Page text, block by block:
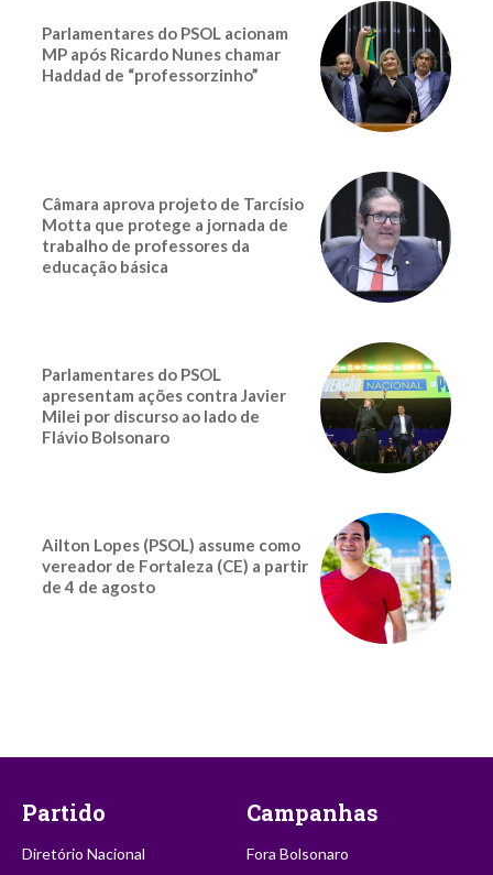
Parlamentares do PSOL acionam
MP após Ricardo Nunes chamar
Haddad de “professorzinho”
Câmara aprova projeto de Tarcísio
Motta que protege a jornada de
trabalho de professores da
educação básica
Parlamentares do PSOL
apresentam ações contra Javier
Milei por discurso ao lado de
Flávio Bolsonaro
Ailton Lopes (PSOL) assume como
vereador de Fortaleza (CE) a partir
de 4 de agosto
Partido
Diretório Nacional
Campanhas
Fora Bolsonaro